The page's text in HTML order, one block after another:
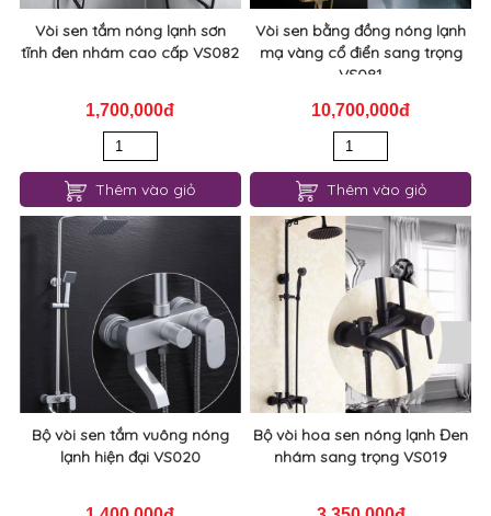
Vòi sen tắm nóng lạnh sơn
tĩnh đen nhám cao cấp VS082
1,700,000đ
Thêm vào giỏ
Vòi sen bằng đồng nóng lạnh
mạ vàng cổ điển sang trọng
VS081
10,700,000đ
Thêm vào giỏ
Bộ vòi sen tắm vuông nóng
lạnh hiện đại VS020
Bộ vòi hoa sen nóng lạnh Đen
nhám sang trọng VS019